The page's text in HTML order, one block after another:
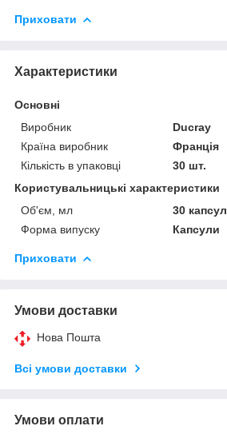
Приховати
Характеристики
Основні
Виробник
Ducray
Країна виробник
Франція
Кількість в упаковці
30 шт.
Користувальницькі характеристики
Об'єм, мл
30 капсул
Форма випуску
Капсули
Приховати
Умови доставки
Нова Пошта
Всі умови доставки
Умови оплати